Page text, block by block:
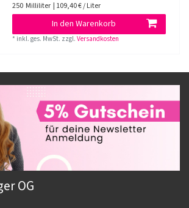
250 Milliliter | 109,40 € / Liter
In den Warenkorb
* inkl. ges. MwSt. zzgl.Versandkosten
OG